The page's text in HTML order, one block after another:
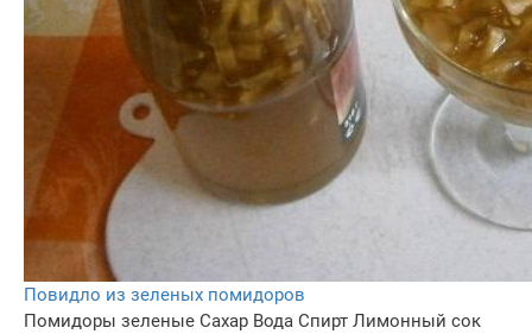
Повидло из зеленых помидоров
Помидоры зеленые Сахар Вода Спирт Лимонный сок